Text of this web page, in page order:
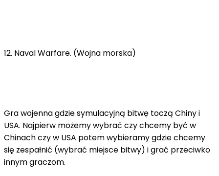
12. Naval Warfare. (Wojna morska)
Gra wojenna gdzie symulacyjną bitwę toczą Chiny i
USA. Najpierw możemy wybrać czy chcemy być w
Chinach czy w USA potem wybieramy gdzie chcemy
się zespałnić (wybrać miejsce bitwy) i grać przeciwko
innym graczom.